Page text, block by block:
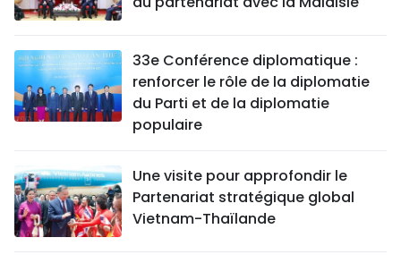
33e Conférence diplomatique :
renforcer le rôle de la diplomatie
du Parti et de la diplomatie
populaire
Une visite pour approfondir le
Partenariat stratégique global
Vietnam-Thaïlande